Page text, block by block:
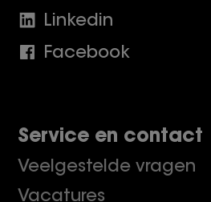
Linkedin
Facebook
Service en contact
Veelgestelde vragen
Vacatures